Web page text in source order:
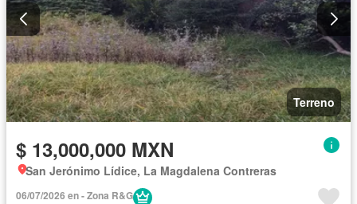
Terreno
$ 13,000,000 MXN
San Jerónimo Lídice, La Magdalena Contreras
06/07/2026 en - Zona R&G